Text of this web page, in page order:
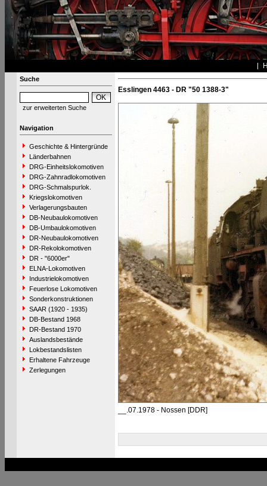
Suche
zur erweiterten Suche
Navigation
Geschichte & Hintergründe
Länderbahnen
DRG-Einheitslokomotiven
DRG-Zahnradlokomotiven
DRG-Schmalspurlok.
Kriegslokomotiven
Verlagerungsbauten
DB-Neubaulokomotiven
DB-Umbaulokomotiven
DR-Neubaulokomotiven
DR-Rekolokomotiven
DR - "6000er"
ELNA-Lokomotiven
Industrielokomotiven
Feuerlose Lokomotiven
Sonderkonstruktionen
SAAR (1920 - 1935)
DB-Bestand 1968
DR-Bestand 1970
Auslandsbestände
Lokbestandslisten
Erhaltene Fahrzeuge
Zerlegungen
Esslingen 4463 - DR "50 1388-3"
__.07.1978 - Nossen [DDR]